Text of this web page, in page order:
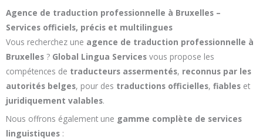
Agence de traduction professionnelle à Bruxelles –
Services officiels, précis et multilingues
Vous recherchez une agence de traduction professionnelle à
Bruxelles ? Global Lingua Services vous propose les
compétences de traducteurs assermentés, reconnus par les
autorités belges, pour des traductions officielles, fiables et
juridiquement valables.
Nous offrons également une gamme complète de services
linguistiques :